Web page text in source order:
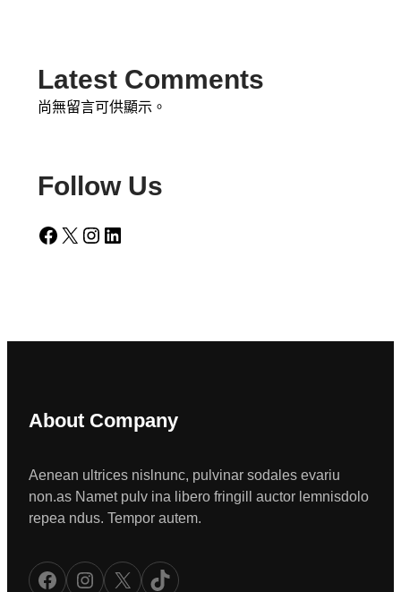
Latest Comments
尚無留言可供顯示。
Follow Us
Facebook X Instagram LinkedIn
About Company
Aenean ultrices nislnunc, pulvinar sodales evariu
non.as Namet pulv ina libero fringill auctor lemnisdolo
repea ndus. Tempor autem.
Facebook Instagram X TikTok